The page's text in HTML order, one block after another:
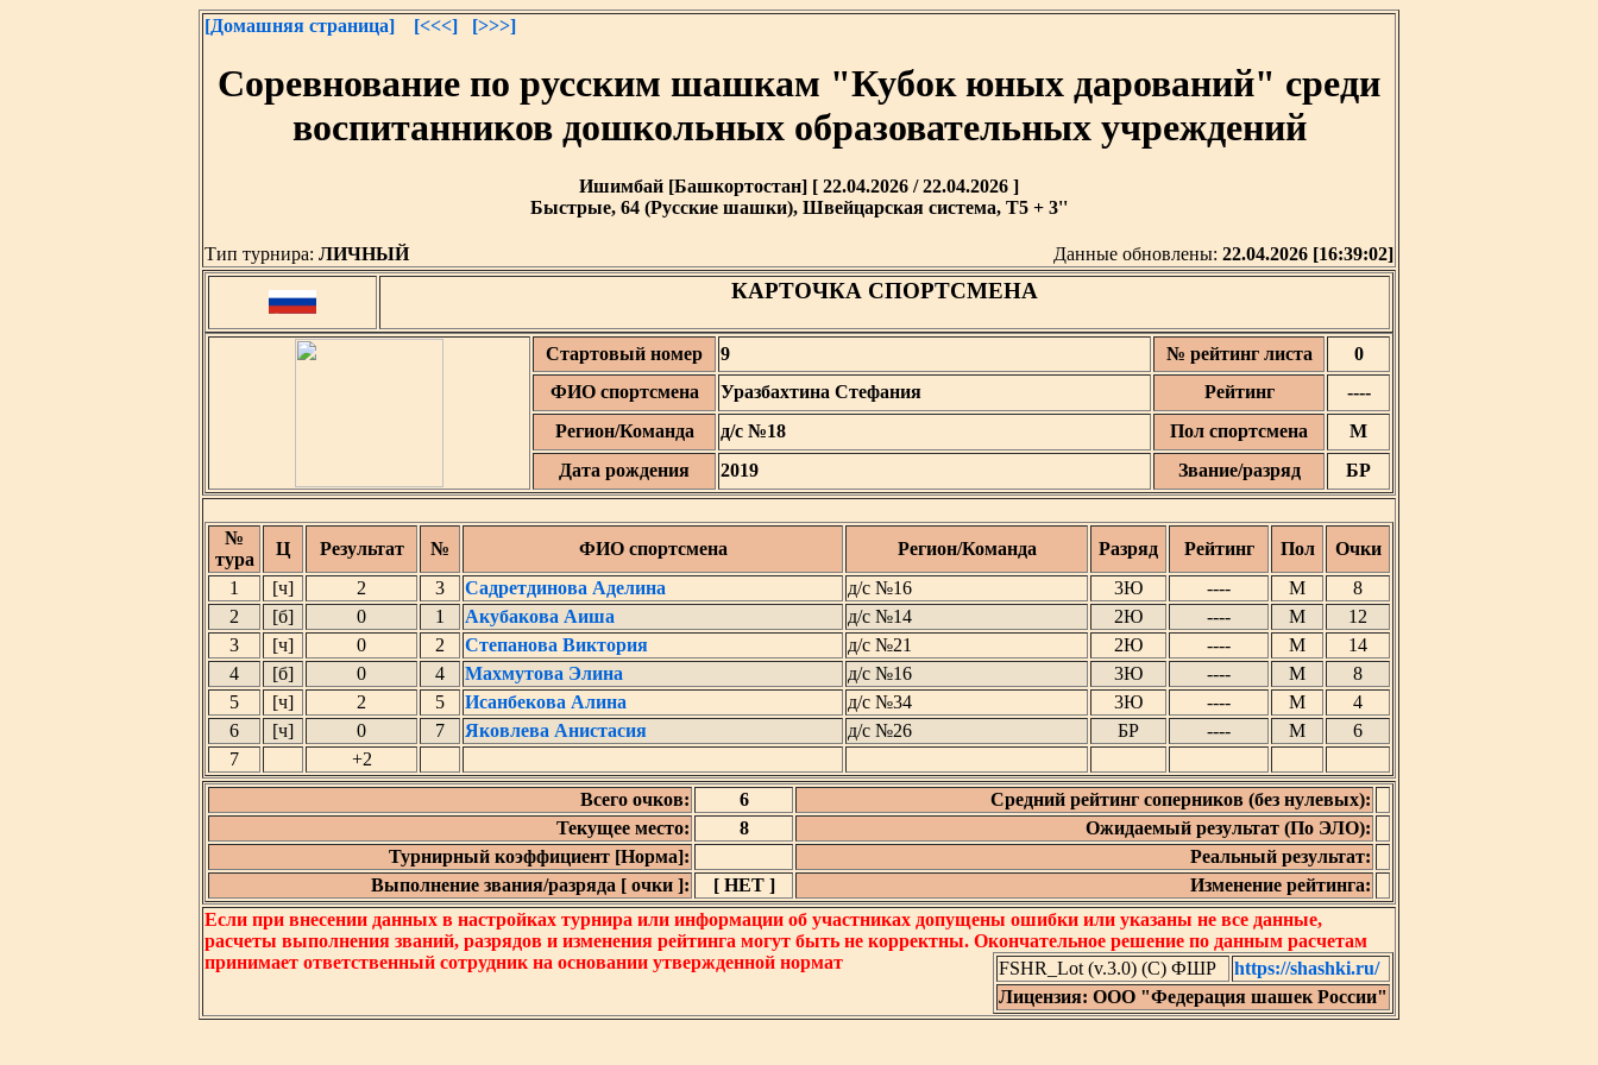
[Домашняя страница] [<<<] [>>>]
Соревнование по русским шашкам "Кубок юных дарований" среди
воспитанников дошкольных образовательных учреждений
Ишимбай [Башкортостан] [ 22.04.2026 / 22.04.2026 ]
Быстрые, 64 (Русские шашки), Швейцарская система, T5 + 3''
Тип турнира: ЛИЧНЫЙ Данные обновлены: 22.04.2026 [16:39:02]
КАРТОЧКА СПОРТСМЕНА
Стартовый номер 9 № рейтинг листа
0
ФИО спортсмена
Уразбахтина Стефания Рейтинг
----
Регион/Команда
д/с №18 Пол спортсмена
М
Дата рождения
2019 Звание/разряд БР
№
тура
Ц Результат № ФИО спортсмена Регион/Команда Разряд Рейтинг Пол
Очки
1
[ч] 2 3 Садретдинова Аделина д/с №16 3Ю ---- М
8
2
[б] 0 1 Акубакова Аиша д/с №14 2Ю ---- М
12
3
[ч] 0 2 Степанова Виктория д/с №21 2Ю ---- М
14
4
[б] 0 4 Махмутова Элина д/с №16 3Ю ---- М
8
5
[ч] 2 5 Исанбекова Алина д/с №34 3Ю ---- М
4
6
[ч] 0 7 Яковлева Анистасия д/с №26 БР ---- М
6
7
+2
Всего очков:
6
Средний рейтинг соперников (без нулевых):
Текущее место:
8
Ожидаемый результат (По ЭЛО):
Турнирный коэффициент [Норма]:
Реальный результат:
Выполнение звания/разряда [ очки ]:
[ НЕТ ]
Изменение рейтинга:
Если при внесении данных в настройках турнира или информации об участниках допущены ошибки или указаны не все данные,
расчеты выполнения званий, разрядов и изменения рейтинга могут быть не корректны. Окончательное решение по данным расчетам
принимает ответственный сотрудник на основании утвержденной нормат
FSHR_Lot (v.3.0) (C) ФШР
https://shashki.ru/
Лицензия: ООО "Федерация шашек России"